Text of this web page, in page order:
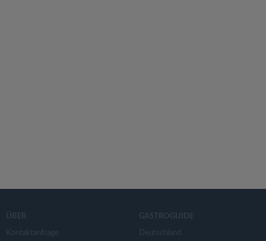
ÜBER
Kontaktanfrage
GASTROGUIDE
Deutschland